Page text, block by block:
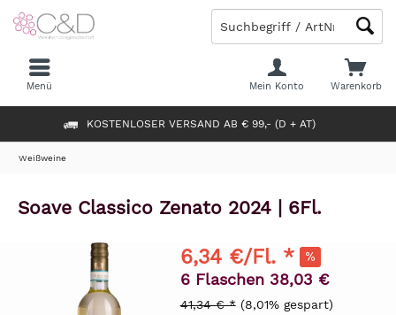
KOSTENLOSER VERSAND AB € 99,- (D + AT)
Warenkorb
Mein Konto
Menü
Weißweine
Soave Classico Zenato 2024 | 6Fl.
6,34 €/Fl. *
6 Flaschen 38,03 €
41,34 € * (8,01% gespart)